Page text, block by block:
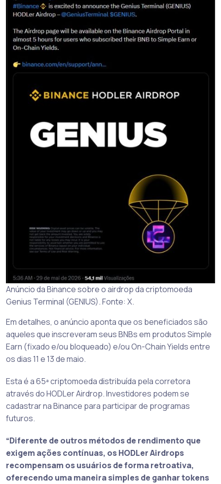
Anúncio da Binance sobre o airdrop da criptomoeda
Genius Terminal (GENIUS). Fonte: X.
Em detalhes, o anúncio aponta que os beneficiados são
aqueles que inscreveram seus BNBs em produtos Simple
Earn (fixado e/ou bloqueado) e/ou On-Chain Yields entre
os dias 11 e 13 de maio.
Esta é a 65ª criptomoeda distribuída pela corretora
através do HODLer Airdrop. Investidores podem se
cadastrar na Binance para participar de programas
futuros.
“Diferente de outros métodos de rendimento que
exigem ações contínuas, os HODLer Airdrops
recompensam os usuários de forma retroativa,
oferecendo uma maneira simples de ganhar tokens